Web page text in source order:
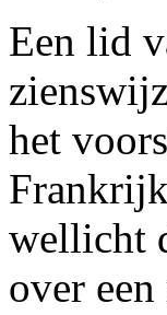
Een lid
het
wellicht
over